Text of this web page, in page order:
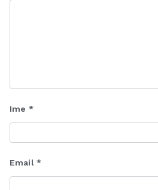
Ime *
Email *